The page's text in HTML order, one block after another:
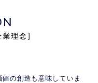
業理念]
の創造も意味していま